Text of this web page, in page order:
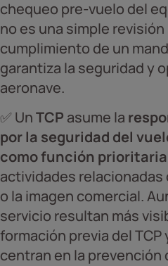
chequeo pre-vuelo del
no es una simple
cumplimiento de un
garantiza la seguridad y
aeronave.
✅ UnTCP asume la
por la seguridad del
como función prioritaria
actividades relacionadas
o la imagen comercial.
servicio resultan más
formación previa del
centran en la prevención